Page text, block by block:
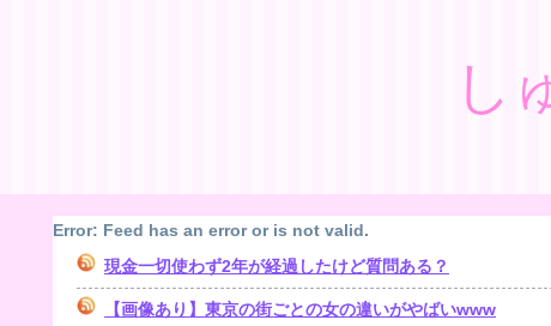
し
Error: Feed has an error or is not valid.
現金一切使わず2年が経過したけど質問ある？
【画像あり】東京の街ごとの女の違いがやばいwww